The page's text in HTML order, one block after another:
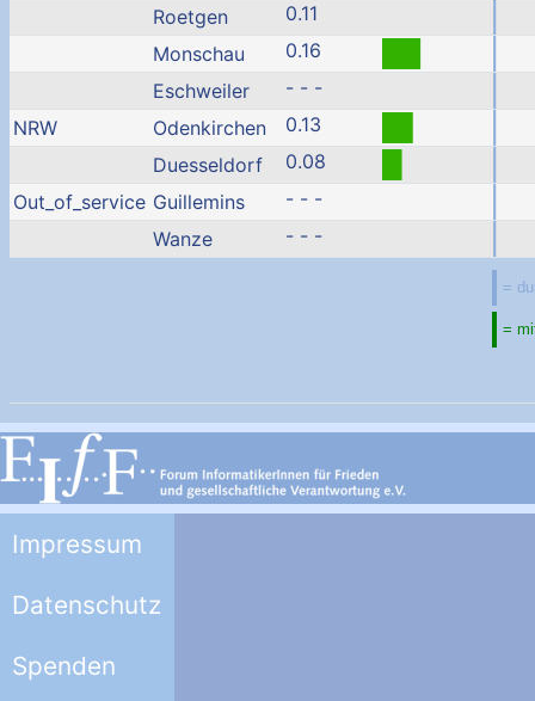
Roetgen
0.11
Monschau
0.16
Eschweiler
- - -
NRW
Odenkirchen
0.13
Duesseldorf
0.08
Out_of_service Guillemins
- - -
Wanze
- - -
Impressum
Datenschutz
Spenden